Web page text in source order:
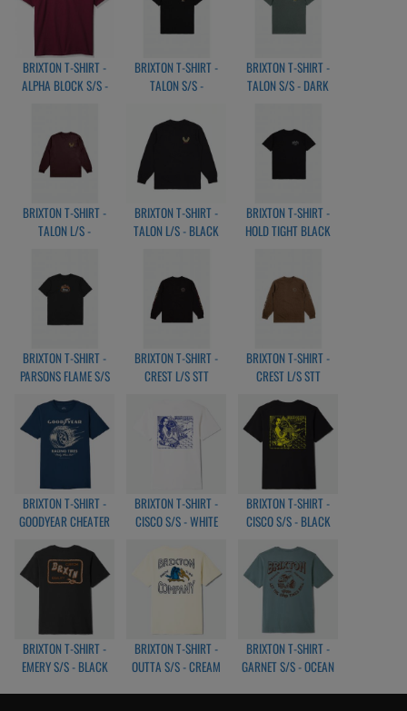
BRIXTON T-SHIRT -
ALPHA BLOCK S/S -
BRIXTON T-SHIRT -
TALON S/S -
BRIXTON T-SHIRT -
TALON S/S - DARK
BRIXTON T-SHIRT -
TALON L/S -
BRIXTON T-SHIRT -
TALON L/S - BLACK
BRIXTON T-SHIRT -
HOLD TIGHT BLACK
BRIXTON T-SHIRT -
PARSONS FLAME S/S
BLACK/WHITE/ORANGE
BRIXTON T-SHIRT -
CREST L/S STT
RED/BRIGHT GOLD
BRIXTON T-SHIRT -
CREST L/S STT
BRIXTON T-SHIRT -
GOODYEAR CHEATER
BRIXTON T-SHIRT -
CISCO S/S - WHITE
BRIXTON T-SHIRT -
CISCO S/S - BLACK
BRIXTON T-SHIRT -
EMERY S/S - BLACK
BRIXTON T-SHIRT -
OUTTA S/S - CREAM
BRIXTON T-SHIRT -
GARNET S/S - OCEAN